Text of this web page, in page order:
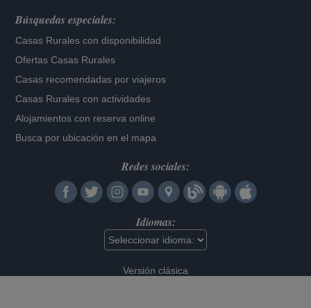
Búsquedas especiales:
Casas Rurales con disponibilidad
Ofertas Casas Rurales
Casas recomendadas por viajeros
Casas Rurales con actividades
Alojamientos con reserva online
Busca por ubicación en el mapa
Redes sociales:
Idiomas:
Versión clásica